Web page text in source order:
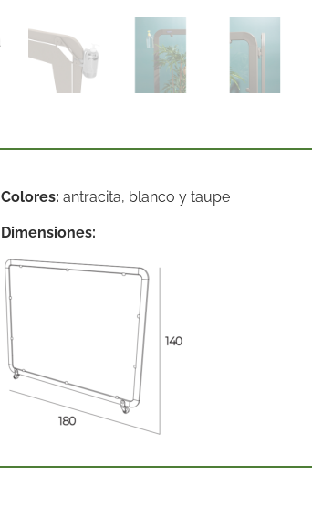
Colores: antracita, blanco y taupe
Dimensiones: